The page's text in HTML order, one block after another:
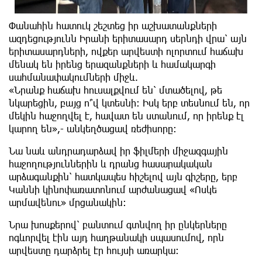
Փանահին հատուկ շեշտեց իր աշխատանքների
ազդեցությունն Իրանի երիտասարդ սերնդի վրա՝ այն
երիտասարդների, ովքեր արվեստի ոլորտում հաճախ
մենակ են իրենց երազանքների և համակարգի
սահմանափակումների միջև.
«Նրանք հաճախ հուսալքվում են՝ մտածելով, թե
նկարեցին, բայց ո՞վ կտեսնի։ Իսկ երբ տեսնում են, որ
մեկին հաջողվել է, հավատ են ստանում, որ իրենք էլ
կարող են»,- անկեղծացավ ռեժիսորը:
Նա նաև անդրադարձավ իր ֆիլմերի միջազգային
հաջողություններին և դրանց հասարակական
արձագանքին՝ հատկապես հիշելով այն գիշերը, երբ
Կաննի կինոփառատոնում արժանացավ «Ոսկե
արմավենու» մրցանակին։
Նրա խոսքերով՝ բանտում գտնվող իր ընկերները
ոգևորվել էին այդ հաղթանակի սպասումով, որն
արվեստը դարձրել էր հույսի առարկա։